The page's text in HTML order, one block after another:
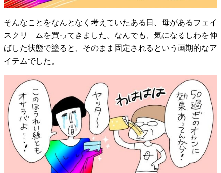
そんなことをなんとなく考えていたある日、母があるフェイ
スクリームを買ってきました。なんでも、気になるしわを伸
ばした状態で塗ると、そのまま固定されるという画期的なア
イテムでした。